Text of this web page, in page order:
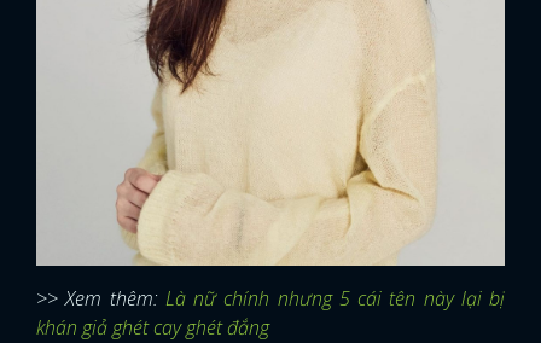
>> Xem thêm: Là nữ chính nhưng 5 cái tên này lại bị
khán giả ghét cay ghét đắng